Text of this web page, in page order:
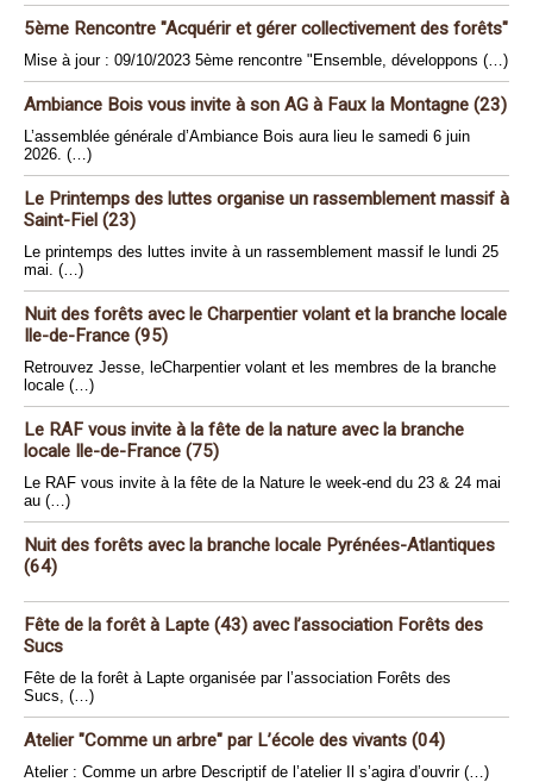
5ème Rencontre "Acquérir et gérer collectivement des forêts"
Mise à jour : 09/10/2023 5ème rencontre "Ensemble, développons (…)
Ambiance Bois vous invite à son AG à Faux la Montagne (23)
L’assemblée générale d’Ambiance Bois aura lieu le samedi 6 juin
2026. (…)
Le Printemps des luttes organise un rassemblement massif à
Saint-Fiel (23)
Le printemps des luttes invite à un rassemblement massif le lundi 25
mai. (…)
Nuit des forêts avec le Charpentier volant et la branche locale
Ile-de-France (95)
Retrouvez Jesse, leCharpentier volant et les membres de la branche
locale (…)
Le RAF vous invite à la fête de la nature avec la branche
locale Ile-de-France (75)
Le RAF vous invite à la fête de la Nature le week-end du 23 & 24 mai
au (…)
Nuit des forêts avec la branche locale Pyrénées-Atlantiques
(64)
Fête de la forêt à Lapte (43) avec l’association Forêts des
Sucs
Fête de la forêt à Lapte organisée par l’association Forêts des
Sucs, (…)
Atelier "Comme un arbre" par L’école des vivants (04)
Atelier : Comme un arbre Descriptif de l’atelier Il s’agira d’ouvrir (…)